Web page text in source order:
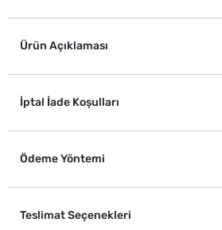
Ürün Açıklaması
İptal İade Koşulları
Ödeme Yöntemi
Teslimat Seçenekleri